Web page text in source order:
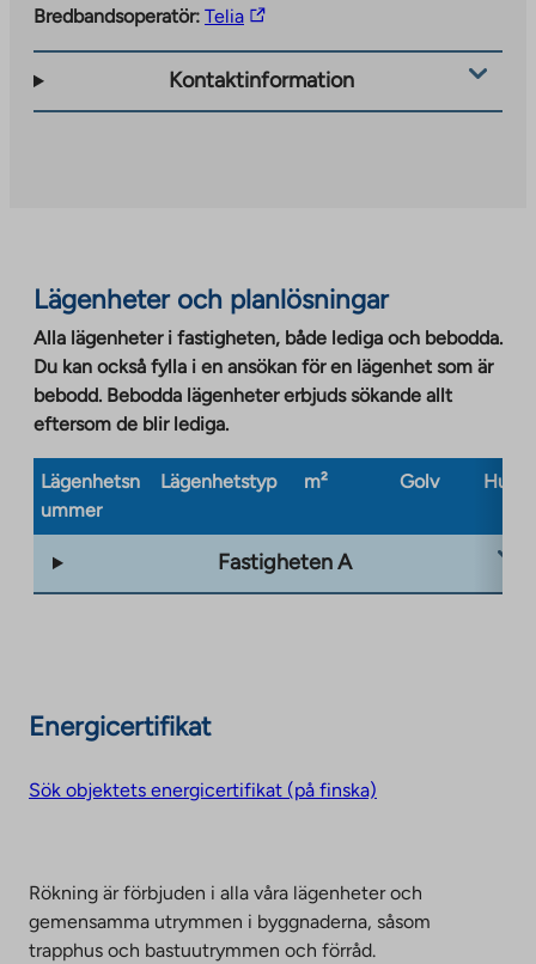
Bredbandsoperatör: TeliaThe
takes
in
a
new
tab
Kontaktinformation
Lägenheter och planlösningar
Alla lägenheter i fastigheten, både lediga och bebodda.
Du kan också fylla i en ansökan för en lägenhet som är
bebodd. Bebodda lägenheter erbjuds sökande allt
eftersom de blir lediga.
Lägenhetsn
ummer
Lägenhetstyp m² Golv
Fastigheten A
Energicertifikat
Sök objektets energicertifikat (på finska)
Rökning är förbjuden i alla våra lägenheter och
gemensamma utrymmen i byggnaderna, såsom
trapphus och bastuutrymmen och förråd.